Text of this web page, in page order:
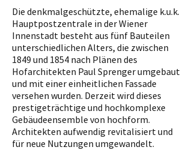
Die denkmalgeschützte, ehemalige k.u.k.
Hauptpostzentrale in der Wiener
Innenstadt besteht aus fünf Bauteilen
unterschiedlichen Alters, die zwischen
1849 und 1854 nach Plänen des
Hofarchitekten Paul Sprenger umgebaut
und mit einer einheitlichen Fassade
versehen wurden. Derzeit wird dieses
prestigeträchtige und hochkomplexe
Gebäudeensemble von hochform.
Architekten aufwendig revitalisiert und
für neue Nutzungen umgewandelt.